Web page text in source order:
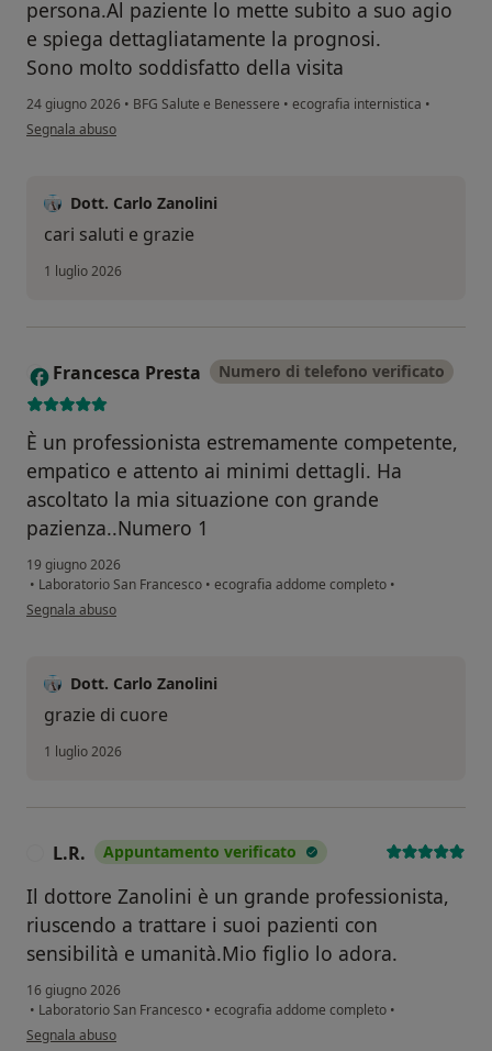
persona.Al paziente lo mette subito a suo agio
e spiega dettagliatamente la prognosi.
Sono molto soddisfatto della visita
24 giugno 2026 • BFG Salute e Benessere • ecografia internistica •
secondo l'opinione dell'utente Ludovico Massimo Russo
Segnala abuso
Dott. Carlo Zanolini
cari saluti e grazie
1 luglio 2026
F Francesca Presta Numero di telefono verificato
È un professionista estremamente competente,
empatico e attento ai minimi dettagli. Ha
ascoltato la mia situazione con grande
pazienza..Numero 1
19 giugno 2026
• Laboratorio San Francesco • ecografia addome completo •
secondo l'opinione dell'utente Francesca Presta
Segnala abuso
Dott. Carlo Zanolini
grazie di cuore
1 luglio 2026
L.R. Appuntamento verificato
Il dottore Zanolini è un grande professionista,
riuscendo a trattare i suoi pazienti con
sensibilità e umanità.Mio figlio lo adora.
16 giugno 2026
• Laboratorio San Francesco • ecografia addome completo •
secondo l'opinione dell'utente L.R.
Segnala abuso